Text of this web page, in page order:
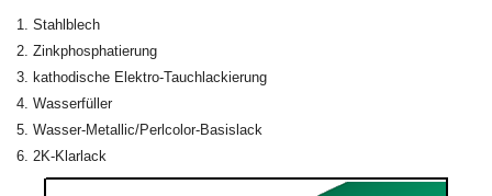
Stahlblech
Zinkphosphatierung
kathodische Elektro-Tauchlackierung
Wasserfüller
Wasser-Metallic/Perlcolor-Basislack
2K-Klarlack